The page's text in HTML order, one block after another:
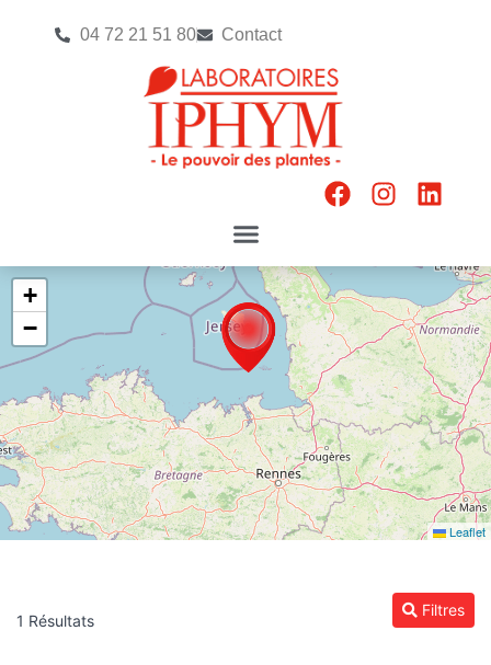
04 72 21 51 80 Contact
+
−
Leaflet
1 Résultats
Filtres